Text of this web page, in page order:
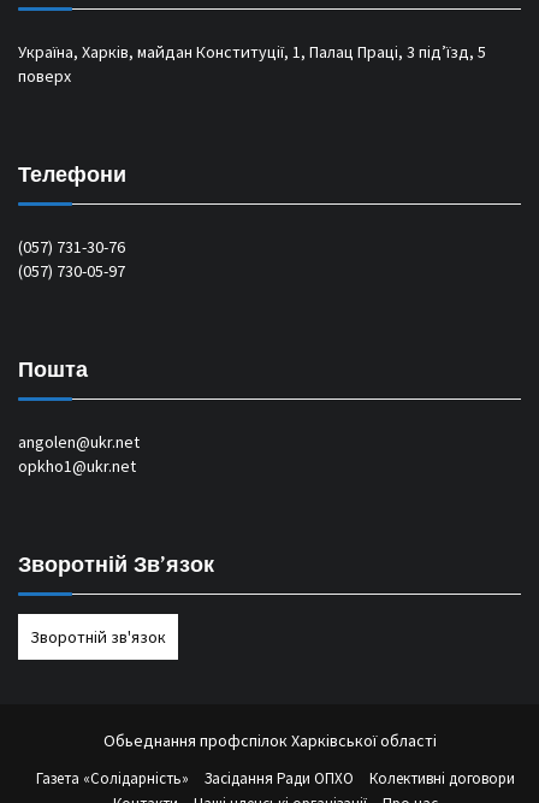
Україна, Харків, майдан Конституції, 1, Палац Праці, 3 під’їзд, 5
поверх
Телефони
(057) 731-30-76
(057) 730-05-97
Пошта
angolen@ukr.net
opkho1@ukr.net
Зворотній Зв’язок
Зворотній зв'язок
Обьеднання профспілок Харківської області
Газета «Солідарність» Засідання Ради ОПХО
Колективні договори